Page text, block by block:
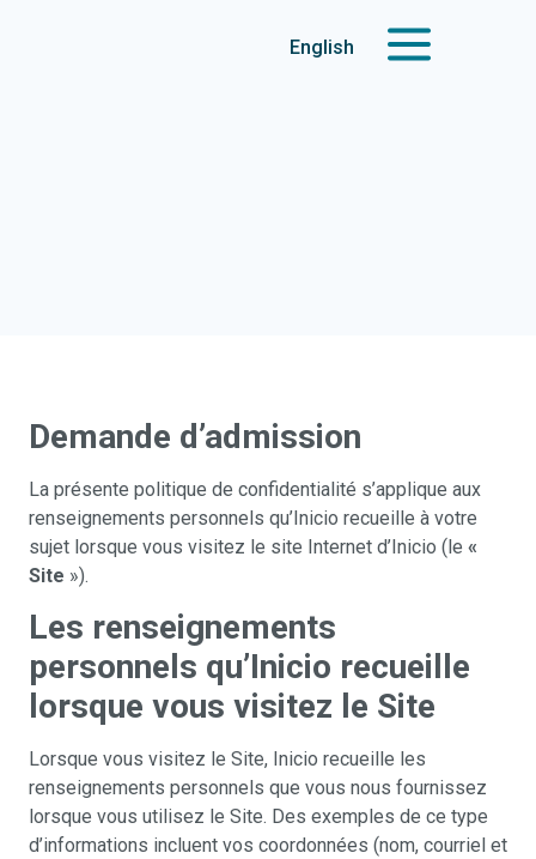
English
Demande d’admission
La présente politique de confidentialité s’applique aux
renseignements personnels qu’Inicio recueille à votre
sujet lorsque vous visitez le site Internet d’Inicio (le «
Site »).
Les renseignements
personnels qu’Inicio recueille
lorsque vous visitez le Site
Lorsque vous visitez le Site, Inicio recueille les
renseignements personnels que vous nous fournissez
lorsque vous utilisez le Site. Des exemples de ce type
d’informations incluent vos coordonnées (nom, courriel et